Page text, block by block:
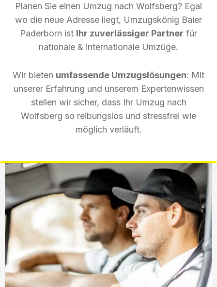
Planen Sie einen Umzug nach Wolfsberg? Egal
wo die neue Adresse liegt, Umzugskönig Baier
Paderborn ist Ihr zuverlässiger Partner für
nationale & internationale Umzüge.
Wir bieten umfassende Umzugslösungen: Mit
unserer Erfahrung und unserem Expertenwissen
stellen wir sicher, dass Ihr Umzug nach
Wolfsberg so reibungslos und stressfrei wie
möglich verläuft.